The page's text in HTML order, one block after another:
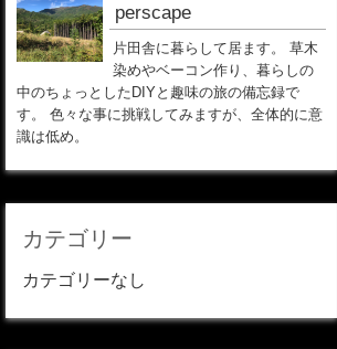
perscape
片田舎に暮らして居ます。 草木
染めやベーコン作り、暮らしの
中のちょっとしたDIYと趣味の旅の備忘録で
す。 色々な事に挑戦してみますが、全体的に意
識は低め。
カテゴリー
カテゴリーなし